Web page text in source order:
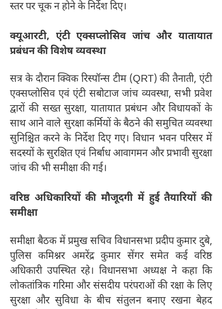
स्तर पर चूक न होने के निर्देश दिए।
क्यूआरटी, एंटी एक्सप्लोसिव जांच और यातायात
प्रबंधन की विशेष व्यवस्था
सत्र के दौरान क्विक रिस्पॉन्स टीम (QRT) की तैनाती, एंटी
एक्सप्लोसिव एवं एंटी सबोटाज जांच व्यवस्था, सभी प्रवेश
द्वारों की सख्त सुरक्षा, यातायात प्रबंधन और विधायकों के
साथ आने वाले सुरक्षा कर्मियों के बैठने की समुचित व्यवस्था
सुनिश्चित करने के निर्देश दिए गए। विधान भवन परिसर में
सदस्यों के सुरक्षित एवं निर्बाध आवागमन और प्रभावी सुरक्षा
जांच की भी समीक्षा की गई।
वरिष्ठ अधिकारियों की मौजूदगी में हुई तैयारियों की
समीक्षा
समीक्षा बैठक में प्रमुख सचिव विधानसभा प्रदीप कुमार दुबे,
पुलिस कमिश्नर अमरेंद्र कुमार सेंगर समेत कई वरिष्ठ
अधिकारी उपस्थित रहे। विधानसभा अध्यक्ष ने कहा कि
लोकतांत्रिक गरिमा और संसदीय परंपराओं की रक्षा के लिए
सुरक्षा और सुविधा के बीच संतुलन बनाए रखना बेहद